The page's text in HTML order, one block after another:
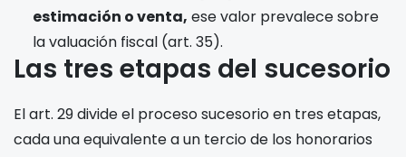
estimación o venta, ese valor prevalece sobre
la valuación fiscal (art. 35).
Las tres etapas del sucesorio
El art. 29 divide el proceso sucesorio en tres etapas,
cada una equivalente a un tercio de los honorarios